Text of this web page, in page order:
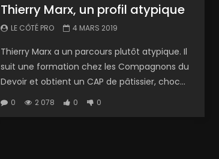
Thierry Marx, un profil atypique
LE CÔTÉ PRO 4 MARS 2019
Thierry Marx a un parcours plutôt atypique. Il
suit une formation chez les Compagnons du
Devoir et obtient un CAP de pâtissier, choc...
0 2 078 0 0